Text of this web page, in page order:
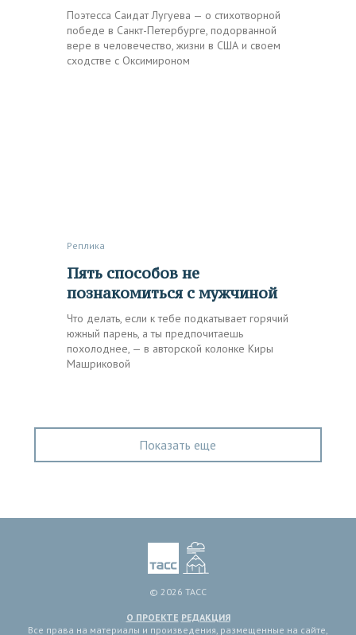
Поэтесса Саидат Лугуева — о стихотворной
победе в Санкт-Петербурге, подорванной
вере в человечество, жизни в США и своем
сходстве с Оксимироном
Реплика
Пять способов не
познакомиться с мужчиной
Что делать, если к тебе подкатывает горячий
южный парень, а ты предпочитаешь
похолоднее, — в авторской колонке Киры
Машриковой
Показать еще
© 2026 ТАСС
О ПРОЕКТЕ РЕДАКЦИЯ
Все права на материалы и произведения, размещенные на сайте,